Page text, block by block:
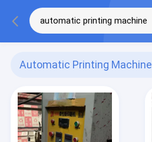
Automatic Printing Machine